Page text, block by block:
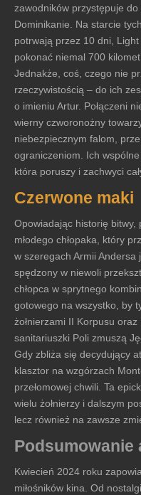
zawodników przystępuje
Dominikanie. Na starcie
potrwają przez 10 dni,
pokonać niemal 700
Jednakże, coś, czego nie
rzeczywistością – do ich
o imieniu Artur. Połączeni
wierny czworonożny
niebezpiecznym falom,
ograniczeniom. Ich wspólne
która poruszy i zachwyci
Czerwone maki
Opowiadając historię
młodego chłopaka, który
w szeregach Armii
spędzony w niewoli
chłopca w sprytnego
gotowego na wszystko, by
żołnierzami II Korpusu
sanitariuszki Poli zmuszą
Gdy zbliża się decydujący
klasztor na wzgórzach
przełomowej chwili. Ta
wielu żołnierzy i dalszym
lecz również na zawsze
Podsumowanie
Kwiecień 2024 roku
miłośników kina. Od